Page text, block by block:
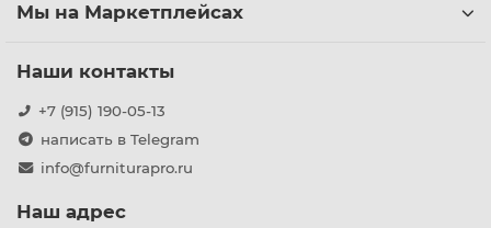
Мы на Маркетплейсах
Наши контакты
+7 (915) 190-05-13
написать в Telegram
info@furniturapro.ru
Наш адрес